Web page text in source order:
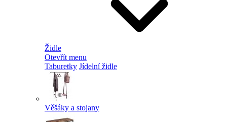
Židle
Otevřít menu
Taburetky Jídelní židle
Věšáky a stojany